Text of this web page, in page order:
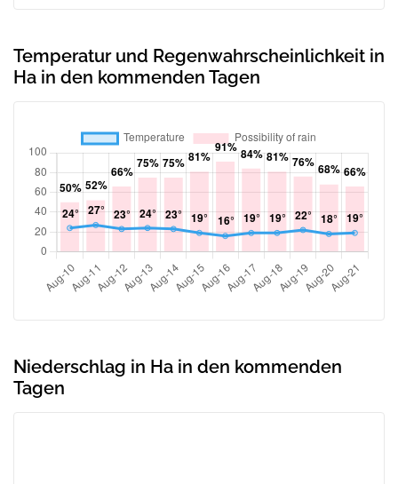
Temperatur und Regenwahrscheinlichkeit in
Ha in den kommenden Tagen
Niederschlag in Ha in den kommenden
Tagen